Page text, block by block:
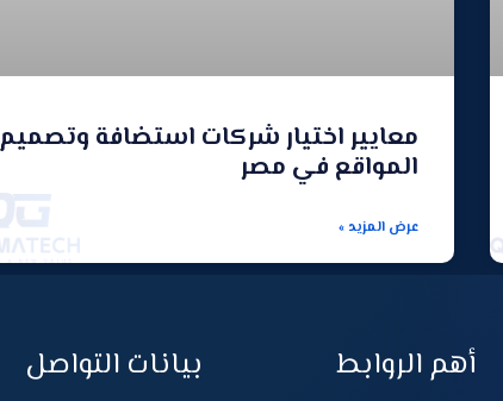
معايير اختيار شركات استضافة وتصميم
المواقع في مصر
عرض المزيد »
أهم الروابط بيانات التواصل